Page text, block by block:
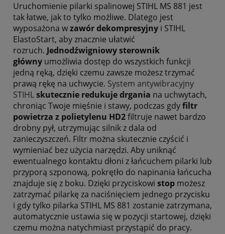
Uruchomienie pilarki spalinowej STIHL MS 881 jest
tak łatwe, jak to tylko możliwe. Dlatego jest
wyposażona wzawór dekompresyjny i STIHL
ElastoStart, aby znacznie ułatwić
rozruch. Jednodźwigniowy sterownik
główny umożliwia dostęp do wszystkich funkcji
jedną ręką, dzięki czemu zawsze możesz trzymać
prawą rękę na uchwycie. System antywibracyjny
STIHLskutecznie redukuje drgania na uchwytach,
chroniąc Twoje mięśnie i stawy, podczas gdyfiltr
powietrza z polietylenu HD2filtruje nawet bardzo
drobny pył, utrzymując silnik z dala od
zanieczyszczeń. Filtr można skutecznie czyścić i
wymieniać bez użycia narzędzi. Aby uniknąć
ewentualnego kontaktu dłoni z łańcuchem pilarki lub
przyporą szponową, pokrętło do napinania łańcucha
znajduje się z boku. Dzięki przyciskowi stop możesz
zatrzymać pilarkę za naciśnięciem jednego przycisku
i gdy tylko pilarka STIHL MS 881 zostanie zatrzymana,
automatycznie ustawia się w pozycji startowej, dzięki
czemu można natychmiast przystąpić do pracy.